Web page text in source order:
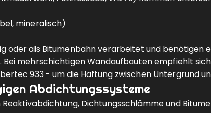
mineralisch)
oder als Bitumenbahn verarbeitet und benötigen
mehrschichtigen Wandaufbauten empfiehlt
933 - um die Haftung zwischen Untergrund
Abdichtungssysteme
Dichtungsschlämme und